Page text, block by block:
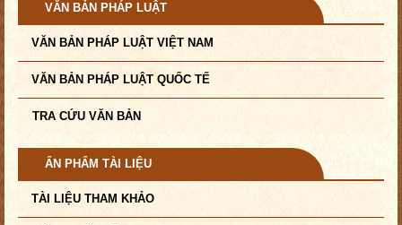
VĂN BẢN PHÁP LUẬT
VĂN BẢN PHÁP LUẬT VIỆT NAM
VĂN BẢN PHÁP LUẬT QUỐC TẾ
TRA CỨU VĂN BẢN
ẤN PHẨM TÀI LIỆU
TÀI LIỆU THAM KHẢO